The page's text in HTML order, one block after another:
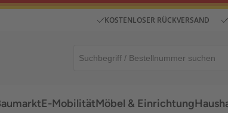
KOSTENLOSER RÜCKVERSAND
E-MobilitätMöbel & Einrichtung